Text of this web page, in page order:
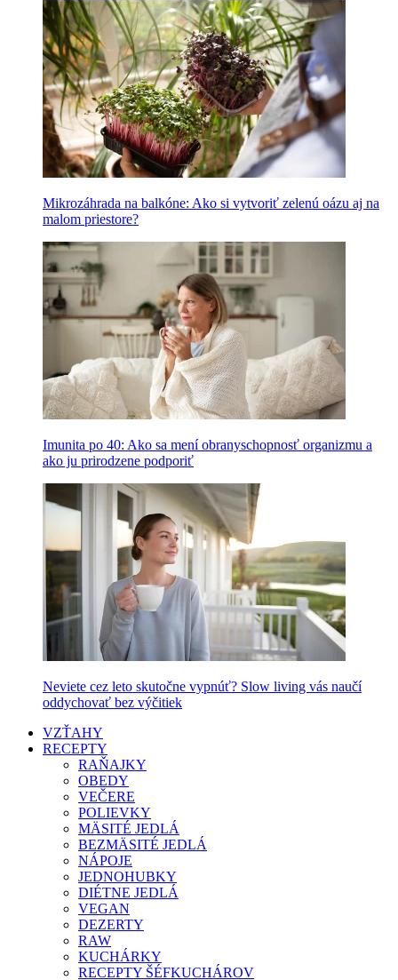
Mikrozáhrada na balkóne: Ako si vytvoriť zelenú oázu aj na
malom priestore?
Imunita po 40: Ako sa mení obranyschopnosť organizmu a
ako ju prirodzene podporiť
Neviete cez leto skutočne vypnúť? Slow living vás naučí
oddychovať bez výčitiek
VZŤAHY
RECEPTY
RAŇAJKY
OBEDY
VEČERE
POLIEVKY
MÄSITÉ JEDLÁ
BEZMÄSITÉ JEDLÁ
NÁPOJE
JEDNOHUBKY
DIÉTNE JEDLÁ
VEGAN
DEZERTY
RAW
KUCHÁRKY
RECEPTY ŠÉFKUCHÁROV